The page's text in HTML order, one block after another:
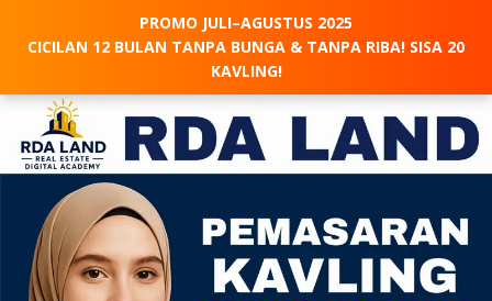
PROMO JULI–AGUSTUS 2025
CICILAN 12 BULAN TANPA BUNGA & TANPA RIBA! SISA 20
KAVLING!